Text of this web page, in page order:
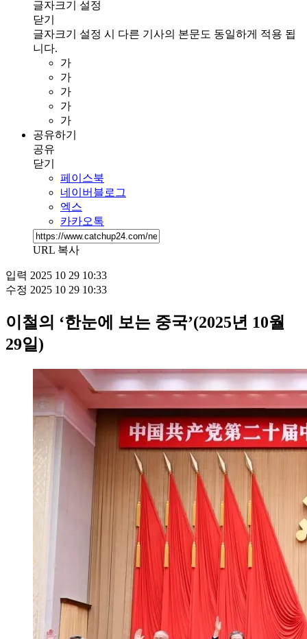
글자크기 설정
닫기
글자크기 설정 시 다른 기사의 본문도 동일하게 적용 됩
니다.
가
가
가
가
가
공유하기
공유
닫기
페이스북
네이버블로그
엑스
카카오톡
URL 복사
입력 2025 10 29 10:33
수정 2025 10 29 10:33
이철의 ‘한눈에 보는 중국’(2025년 10월
29일)